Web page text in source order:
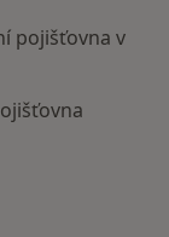
pojišťovna v